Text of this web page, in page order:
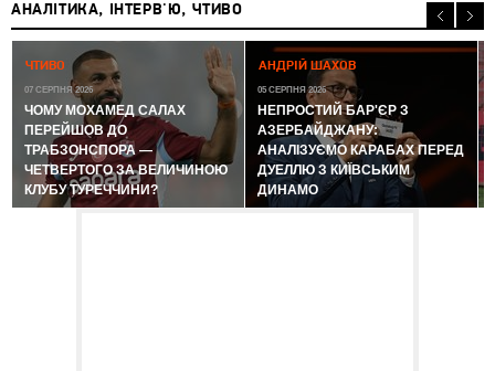
АНАЛІТИКА, ІНТЕРВ'Ю, ЧТИВО
ЧТИВО
07 СЕРПНЯ 2026
ЧОМУ МОХАМЕД САЛАХ
ПЕРЕЙШОВ ДО
ТРАБЗОНСПОРА —
ЧЕТВЕРТОГО ЗА ВЕЛИЧИНОЮ
КЛУБУ ТУРЕЧЧИНИ?
АНДРІЙ ШАХОВ
05 СЕРПНЯ 2026
НЕПРОСТИЙ БАР'ЄР З
АЗЕРБАЙДЖАНУ:
АНАЛІЗУЄМО КАРАБАХ ПЕРЕД
ДУЕЛЛЮ З КИЇВСЬКИМ
ДИНАМО